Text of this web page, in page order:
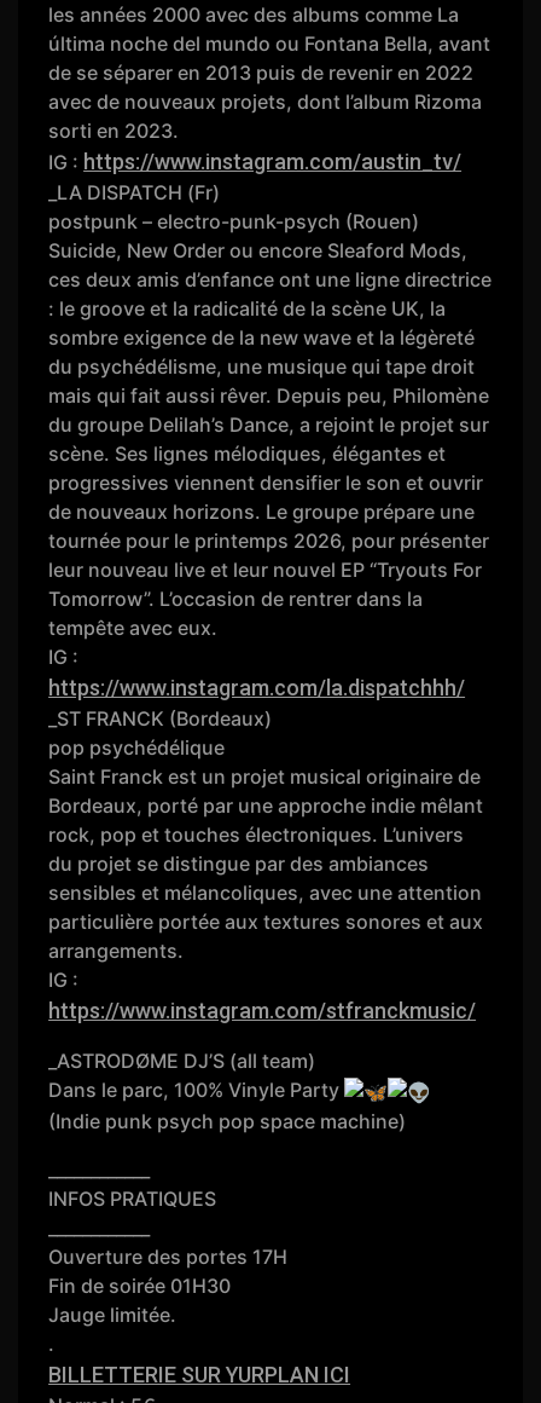
les années 2000 avec des albums comme La
última noche del mundo ou Fontana Bella, avant
de se séparer en 2013 puis de revenir en 2022
avec de nouveaux projets, dont l’album Rizoma
sorti en 2023.
IG : https://www.instagram.com/austin_tv/
_LA DISPATCH (Fr)
postpunk – electro-punk-psych (Rouen)
Suicide, New Order ou encore Sleaford Mods,
ces deux amis d’enfance ont une ligne directrice
: le groove et la radicalité de la scène UK, la
sombre exigence de la new wave et la légèreté
du psychédélisme, une musique qui tape droit
mais qui fait aussi rêver. Depuis peu, Philomène
du groupe Delilah’s Dance, a rejoint le projet sur
scène. Ses lignes mélodiques, élégantes et
progressives viennent densifier le son et ouvrir
de nouveaux horizons. Le groupe prépare une
tournée pour le printemps 2026, pour présenter
leur nouveau live et leur nouvel EP “Tryouts For
Tomorrow”. L’occasion de rentrer dans la
tempête avec eux.
IG :
https://www.instagram.com/la.dispatchhh/
_ST FRANCK (Bordeaux)
pop psychédélique
Saint Franck est un projet musical originaire de
Bordeaux, porté par une approche indie mêlant
rock, pop et touches électroniques. L’univers
du projet se distingue par des ambiances
sensibles et mélancoliques, avec une attention
particulière portée aux textures sonores et aux
arrangements.
IG :
https://www.instagram.com/stfranckmusic/
_ASTRODØME DJ’S (all team)
Dans le parc, 100% Vinyle Party
(Indie punk psych pop space machine)
INFOS PRATIQUES
Ouverture des portes 17H
Fin de soirée 01H30
Jauge limitée.
.
BILLETTERIE SUR YURPLAN ICI